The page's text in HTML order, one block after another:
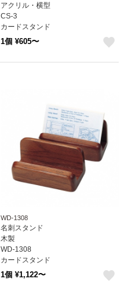
アクリル・横型
CS-3
カードスタンド
1個 ¥605〜
WD-1308
名刺スタンド
木製
WD-1308
カードスタンド
1個 ¥1,122〜